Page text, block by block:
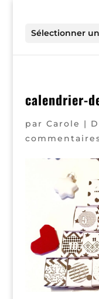
Sélectionner
calendrier-
par Carole |